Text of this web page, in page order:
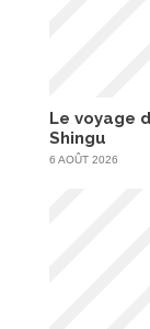
Le voyage
Shingu
6 AOÛT 2026